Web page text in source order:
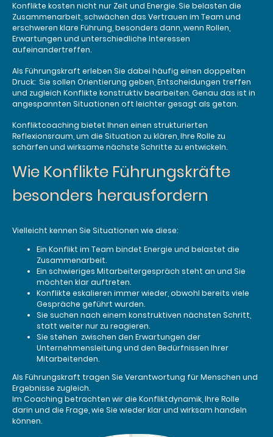
Konflikte kosten nicht nur Zeit und Energie. Sie belasten die
Zusammenarbeit, schwächen das Vertrauen im Team und
erschweren klare Führung, besonders dann, wenn Rollen,
Erwartungen und unterschiedliche Interessen
aufeinandertreffen.
Als Führungskraft erleben Sie dabei häufig einen doppelten
Druck: Sie sollen Orientierung geben, Entscheidungen treffen
und zugleich Konflikte konstruktiv bearbeiten. Genau das ist in
angespannten Situationen oft leichter gesagt als getan.
Konfliktcoaching bietet Ihnen einen strukturierten
Reflexionsraum, um die Situation zu klären, Ihre Rolle zu
schärfen und wirksame nächste Schritte zu entwickeln.
Wie Konflikte Führungskräfte
besonders herausfordern
Vielleicht kennen Sie Situationen wie diese:
Ein Konflikt im Team bindet Energie und belastet die
Zusammenarbeit.
Ein schwieriges Mitarbeitergespräch steht an und Sie
möchten klar auftreten.
Konflikte eskalieren immer wieder, obwohl bereits viele
Gespräche geführt wurden.
Sie suchen nach einem konstruktiven nächsten Schritt,
statt weiter nur zu reagieren.
Sie stehen zwischen den Erwartungen der
Unternehmensleitung und den Bedürfnissen Ihrer
Mitarbeitenden.
Als Führungskraft tragen Sie Verantwortung für Menschen und
Ergebnisse zugleich.
Im Coaching betrachten wir die Konfliktdynamik, Ihre Rolle
darin und die Frage, wie Sie wieder klar und wirksam handeln
können.